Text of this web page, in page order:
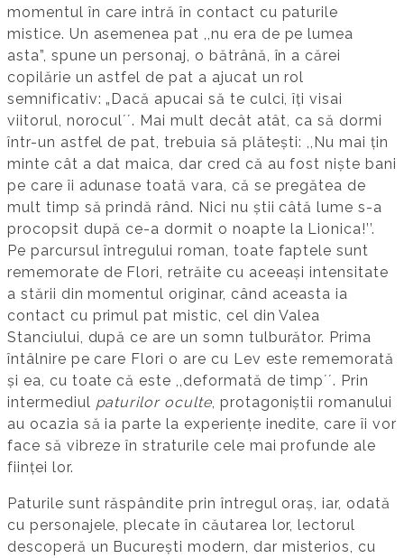
momentul în care intră în contact cu paturile
mistice. Un asemenea pat ,,nu era de pe lumea
asta”, spune un personaj, o bătrână, în a cărei
copilărie un astfel de pat a ajucat un rol
semnificativ: „Dacă apucai să te culci, îți visai
viitorul, noroculʼʼ. Mai mult decât atât, ca să dormi
într-un astfel de pat, trebuia să plătești: ,,Nu mai țin
minte cât a dat maica, dar cred că au fost niște bani
pe care îi adunase toată vara, că se pregătea de
mult timp să prindă rând. Nici nu știi câtă lume s-a
procopsit după ce-a dormit o noapte la Lionica!’’.
Pe parcursul întregului roman, toate faptele sunt
rememorate de Flori, retrăite cu aceeași intensitate
a stării din momentul originar, când aceasta ia
contact cu primul pat mistic, cel din Valea
Stanciului, după ce are un somn tulburător. Prima
întâlnire pe care Flori o are cu Lev este rememorată
și ea, cu toate că este ,,deformată de timpʼʼ. Prin
intermediul paturilor oculte, protagoniștii romanului
au ocazia să ia parte la experiențe inedite, care îi vor
face să vibreze în straturile cele mai profunde ale
ființei lor.
Paturile sunt răspândite prin întregul oraș, iar, odată
cu personajele, plecate în căutarea lor, lectorul
descoperă un București modern, dar misterios, cu